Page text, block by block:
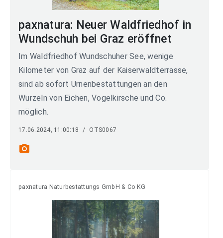
paxnatura: Neuer Waldfriedhof in
Wundschuh bei Graz eröffnet
Im Waldfriedhof Wundschuher See, wenige
Kilometer von Graz auf der Kaiserwaldterrasse,
sind ab sofort Urnenbestattungen an den
Wurzeln von Eichen, Vogelkirsche und Co.
möglich.
17.06.2024, 11:00:18 / OTS0067
photo_camera
paxnatura Naturbestattungs GmbH & Co KG